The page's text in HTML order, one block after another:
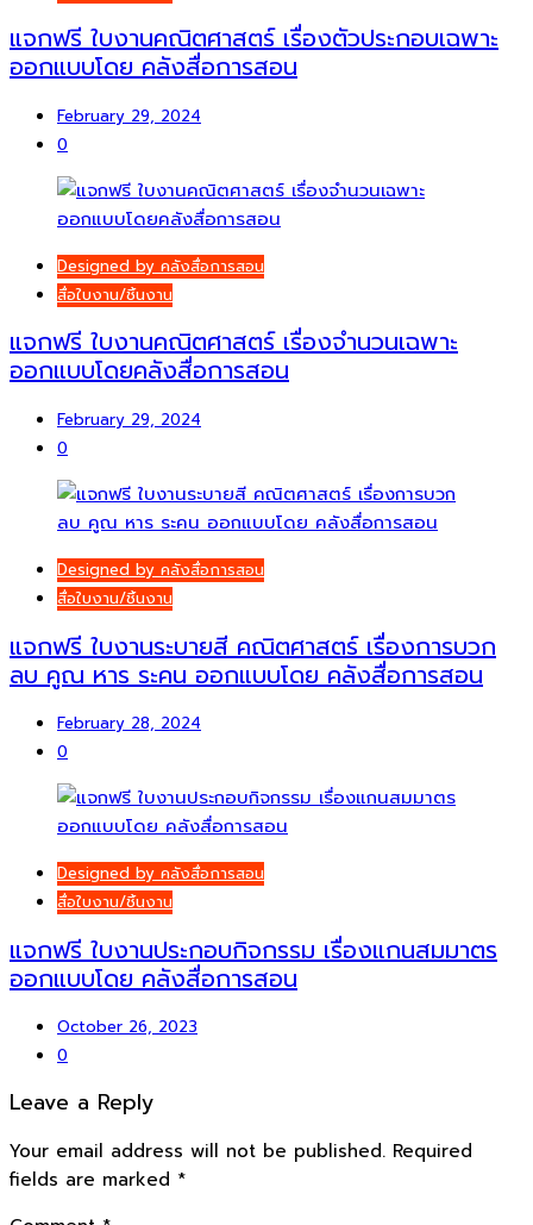
แจกฟรี ใบงานคณิตศาสตร์ เรื่องตัวประกอบเฉพาะ
ออกแบบโดย คลังสื่อการสอน
February 29, 2024
0
Designed by คลังสื่อการสอน
สื่อใบงาน/ชิ้นงาน
แจกฟรี ใบงานคณิตศาสตร์ เรื่องจำนวนเฉพาะ
ออกแบบโดยคลังสื่อการสอน
February 29, 2024
0
Designed by คลังสื่อการสอน
สื่อใบงาน/ชิ้นงาน
แจกฟรี ใบงานระบายสี คณิตศาสตร์ เรื่องการบวก
ลบ คูณ หาร ระคน ออกแบบโดย คลังสื่อการสอน
February 28, 2024
0
Designed by คลังสื่อการสอน
สื่อใบงาน/ชิ้นงาน
แจกฟรี ใบงานประกอบกิจกรรม เรื่องแกนสมมาตร
ออกแบบโดย คลังสื่อการสอน
October 26, 2023
0
Leave a Reply
Your email address will not be published. Required
fields are marked *